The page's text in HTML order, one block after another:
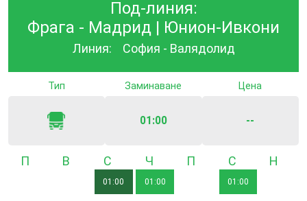
Под-линия:
Фрага - Мадрид | Юнион-Ивкони
Линия: София - Валядолид
Тип Заминаване
01:00
Цена
--
ПонеделникВторник
01:00
Четвъртък
01:00
Събота
01:00